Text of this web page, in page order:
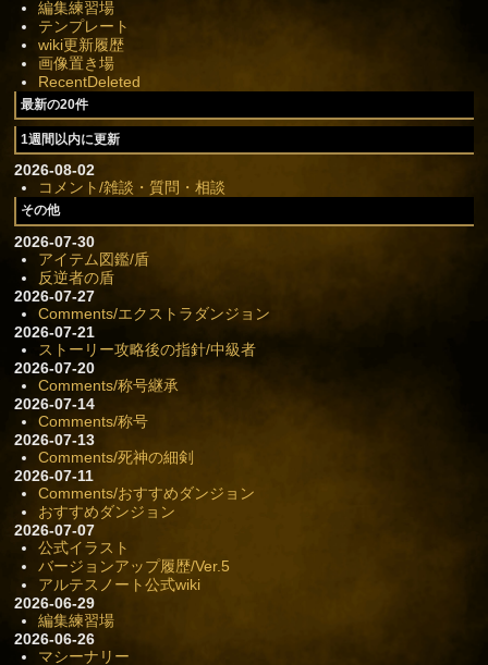
編集練習場
テンプレート
wiki更新履歴
画像置き場
RecentDeleted
最新の20件
1週間以内に更新
2026-08-02
コメント/雑談・質問・相談
その他
2026-07-30
アイテム図鑑/盾
反逆者の盾
2026-07-27
Comments/エクストラダンジョン
2026-07-21
ストーリー攻略後の指針/中級者
2026-07-20
Comments/称号継承
2026-07-14
Comments/称号
2026-07-13
Comments/死神の細剣
2026-07-11
Comments/おすすめダンジョン
おすすめダンジョン
2026-07-07
公式イラスト
バージョンアップ履歴/Ver.5
アルテスノート公式wiki
2026-06-29
編集練習場
2026-06-26
マシーナリー